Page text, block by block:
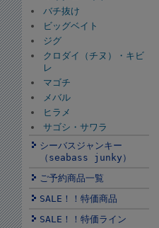
バチ抜け
ビッグベイト
ジグ
クロダイ（チヌ）・キビ
レ
マゴチ
メバル
ヒラメ
サゴシ・サワラ
シーバスジャンキー
（seabass junky）
ご予約商品一覧
SALE！！特価商品
SALE！！特価ライン